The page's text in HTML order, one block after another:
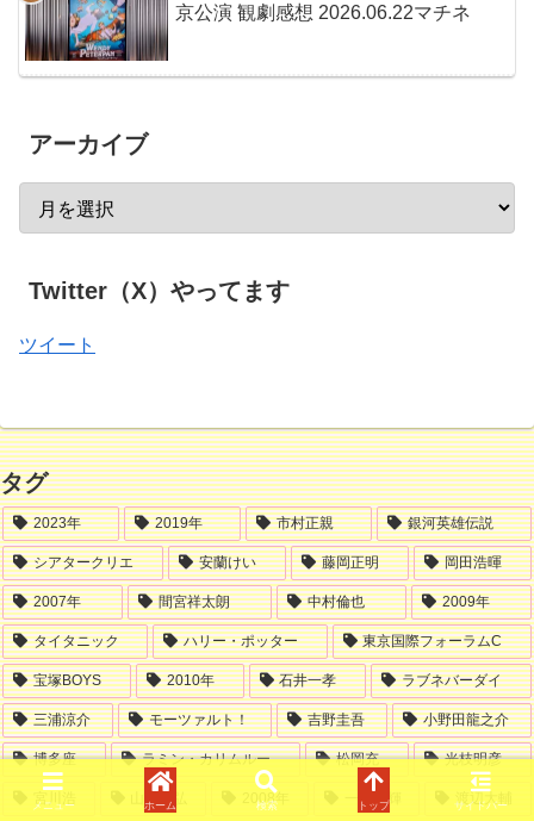
京公演 観劇感想 2026.06.22マチネ
アーカイブ
Twitter（X）やってます
ツイート
タグ
2023年 2019年 市村正親 銀河英雄伝説
シアタークリエ 安蘭けい 藤岡正明 岡田浩暉
2007年 間宮祥太朗 中村倫也 2009年
タイタニック ハリー・ポッター 東京国際フォーラムC
宝塚BOYS 2010年 石井一孝 ラブネバーダイ
三浦涼介 モーツァルト！ 吉野圭吾 小野田龍之介
博多座 ラミン・カリムルー 松岡充 光枝明彦
宮川浩 山路和弘 2008年 一路真輝 渡辺大輔
メニュー ホーム 検索 トップ サイドバー